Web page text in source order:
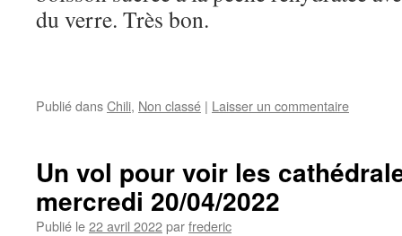
du verre. Très bon.
Publié dansChili, Non classé | Laisser un commentaire
Un vol pour voir les
mercredi 20/04/2022
Publié le22 avril 2022parfrederic